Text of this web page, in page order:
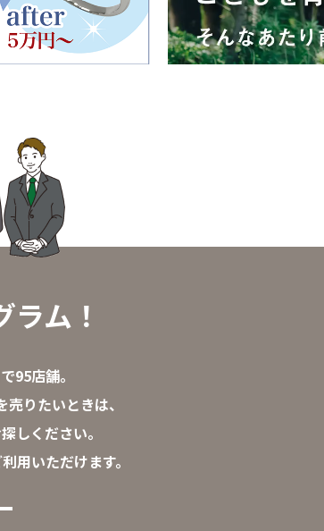
ム！
95店舗。
りたいときは、
しください。
用いただけます。